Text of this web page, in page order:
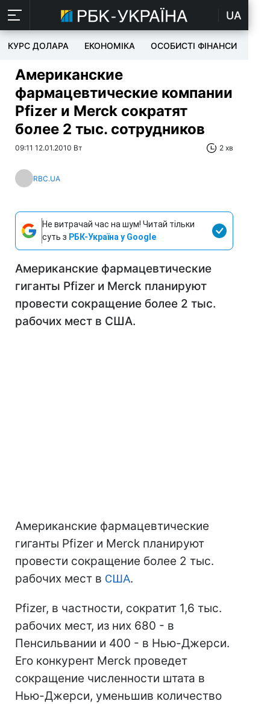
UA
КУРС ДОЛАРА ЕКОНОМІКА ОСОБИСТІ ФІНАНСИ
Американские
фармацевтические компании
Pfizer и Merck сократят
более 2 тыс. сотрудников
09:11 12.01.2010 Вт 2 хв
RBC.UA
Не витрачай час на шум! Читай тільки
суть з РБК-Україна у Google
Американские фармацевтические
гиганты Pfizer и Merck планируют
провести сокращение более 2 тыс.
рабочих мест в США.
Американские фармацевтические
гиганты Pfizer и Merck планируют
провести сокращение более 2 тыс.
рабочих мест в США.
Pfizer, в частности, сократит 1,6 тыс.
рабочих мест, из них 680 - в
Пенсильвании и 400 - в Нью-Джерси.
Его конкурент Merck проведет
сокращение численности штата в
Нью-Джерси, уменьшив количество